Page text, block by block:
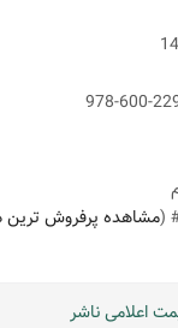
978-600-
مشاهده پرفروش ترین
اعلامی ناشر